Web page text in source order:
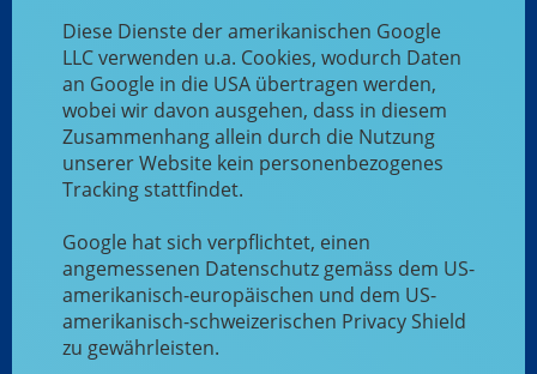
Diese Dienste der amerikanischen Google
LLC verwenden u.a. Cookies, wodurch Daten
an Google in die USA übertragen werden,
wobei wir davon ausgehen, dass in diesem
Zusammenhang allein durch die Nutzung
unserer Website kein personenbezogenes
Tracking stattfindet.
Google hat sich verpflichtet, einen
angemessenen Datenschutz gemäss dem US-
amerikanisch-europäischen und dem US-
amerikanisch-schweizerischen Privacy Shield
zu gewährleisten.